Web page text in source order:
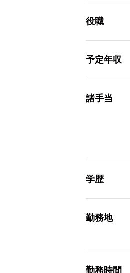
役職
予定年収
諸手当
学歴
勤務地
勤務時間